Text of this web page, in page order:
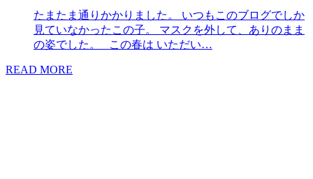
たまたま通りかかりました。 いつもこのブログでしか
見ていなかったこの子。 マスクを外して、ありのまま
の姿でした。 この春は いただい…
READ MORE